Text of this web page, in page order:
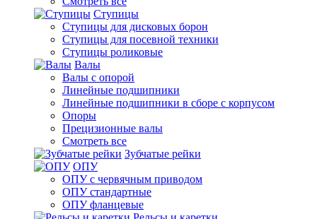
Ступицы
Ступицы для дисковых борон
Ступицы для посевной техники
Ступицы роликовые
Валы
Валы с опорой
Линейные подшипники
Линейные подшипники в сборе с корпусом
Опоры
Прецизионные валы
Смотреть все
Зубчатые рейки
ОПУ
ОПУ с червячным приводом
ОПУ стандартные
ОПУ фланцевые